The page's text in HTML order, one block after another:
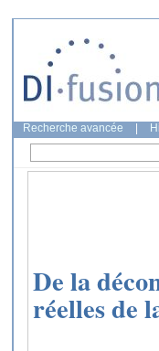
Recherche avancée
De la
réelles de